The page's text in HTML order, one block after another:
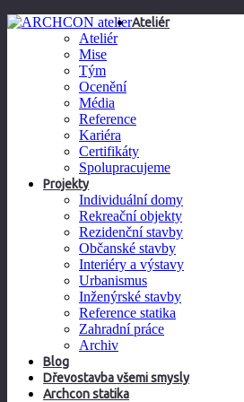
Ateliér
Ateliér
Mise
Tým
Ocenění
Média
Reference
Kariéra
Certifikáty
Spolupracujeme
Projekty
Individuální domy
Rekreační objekty
Rezidenční stavby
Občanské stavby
Interiéry a výstavy
Urbanismus
Inženýrské stavby
Reference statika
Zahradní práce
Archiv
Blog
Dřevostavba všemi smysly
Archcon statika